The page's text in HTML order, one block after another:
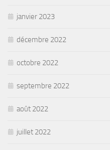
janvier 2023
décembre 2022
octobre 2022
septembre 2022
août 2022
juillet 2022